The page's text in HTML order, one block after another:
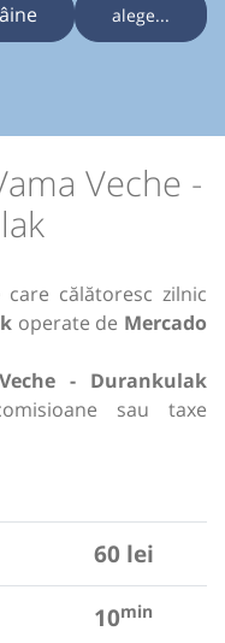
alege...
Veche -
care călătoresc zilnic
operate de Mercado
- Durankulak
sau taxe
60 lei
10min